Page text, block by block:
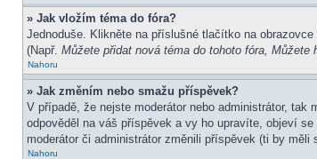
» Jak vložím téma do fóra?
Jednoduše. Klikněte na příslušné tlačítko na
(Např. Můžete přidat nová téma do tohoto fóra, Můžete
Nahoru
» Jak změním nebo smažu příspěvek?
V případě, že nejste moderátor nebo administrátor,
odpověděl na váš příspěvek a vy ho upravíte, objeví
moderátor či administrátor změnili příspěvek (ti by
Nahoru